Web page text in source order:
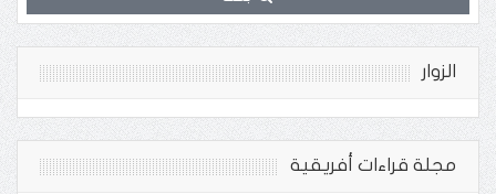
الزوار
مجلة قراءات أفريقية